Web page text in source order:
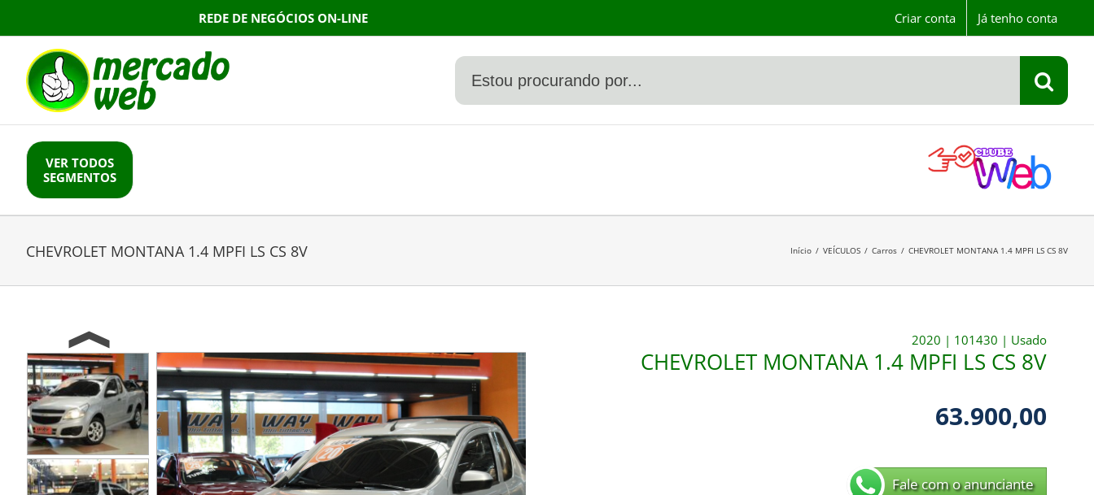
content
REDE DE NEGÓCIOS ON-LINE Criar conta Já tenho conta
VER TODOS
SEGMENTOS
CHEVROLET MONTANA 1.4 MPFI LS CS 8V Início / VEÍCULOS / Carros / CHEVROLET MONTANA 1.4 MPFI LS CS 8V
Previous 2020 | 101430 | Usado
CHEVROLET MONTANA 1.4 MPFI LS CS 8V
63.900,00
Fale com o anunciante